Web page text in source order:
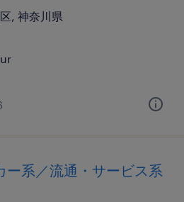
, 神奈川県
系／流通・サービス系